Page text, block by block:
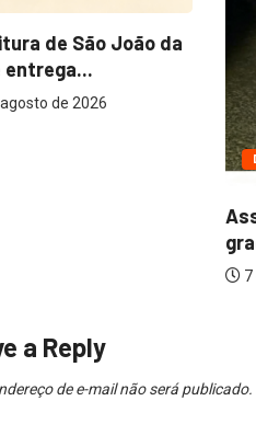
a Reply
de e-mail não será publicado.